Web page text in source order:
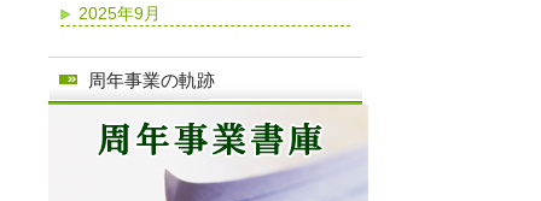
2025年9月
周年事業の軌跡